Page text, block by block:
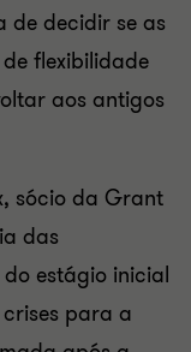
de decidir se as
flexibilidade
aos antigos
sócio da Grant
das
estágio inicial
para a